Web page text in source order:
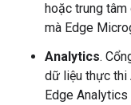
hoặc trung
mà Edge
Analytics.
dữ liệu thực thi
Edge